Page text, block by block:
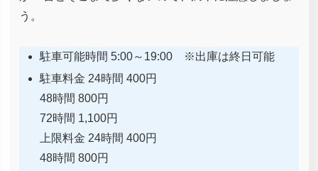
う。
駐車可能時間 5:00～19:00 ※出庫は終日可能
駐車料金 24時間 400円
48時間 800円
72時間 1,100円
上限料金 24時間 400円
48時間 800円